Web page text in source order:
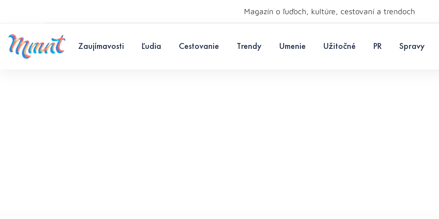
Magazín o ľuďoch, kultúre, cestovaní a trendoch
Zaujímavosti Ľudia Cestovanie Trendy Umenie Užitočné PR Spravy